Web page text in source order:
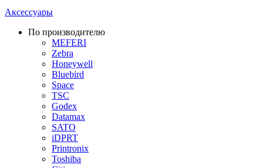
Аксессуары
По производителю
MEFERI
Zebra
Honeywell
Bluebird
Space
TSC
Godex
Datamax
SATO
iDPRT
Printronix
Toshiba